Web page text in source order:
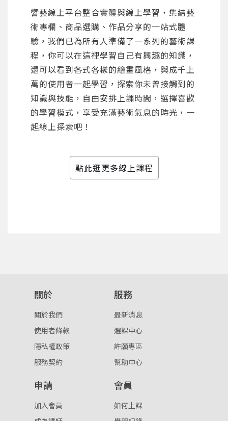
註冊
按下註冊即代表你同意我們的使用者條款
。
響藝線上平台整合實體與線上學習，集結藝
術專欄、商品選購、作品分享的一站式體
驗，我們已為所有人準備了一系列的藝術課
程，你可以在這裡學習自己有興趣的知識，
還可以看到各式各樣的繪畫風格，與成千上
萬的使用者一起學習，探索你未曾接觸到的
知識與技能，自由安排上課時間，選擇喜歡
的學習模式，享受充滿藝術氣息的時光，一
起線上探索吧！
點此逛更多線上課程
關於
關於我們
使用者條款
隱私權政策
服務契約
服務
最新消息
選課中心
許願專區
幫助中心
申請
加入會員
會員
如何上課